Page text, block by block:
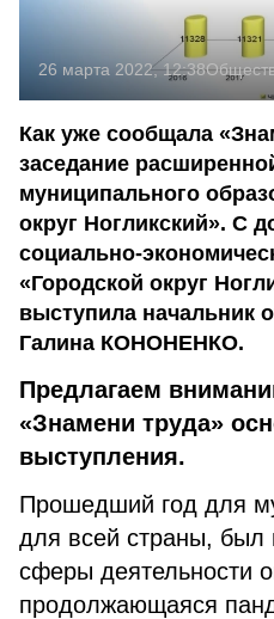
26 марта 2022, 12:38
Как уже сообщала
заседание
муниципального
округ Ногликский». С
социально-
«Городской округ
выступила начальник
Галина КОНОНЕНКО.
Предлагаем
«Знамени труда»
выступления.
Прошедший год для
для всей страны,
сферы деятельности
продолжающаяся